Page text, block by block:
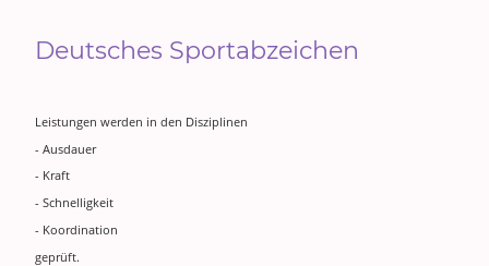
Deutsches Sportabzeichen
Leistungen werden in den Disziplinen
- Ausdauer
- Kraft
- Schnelligkeit
- Koordination
geprüft.